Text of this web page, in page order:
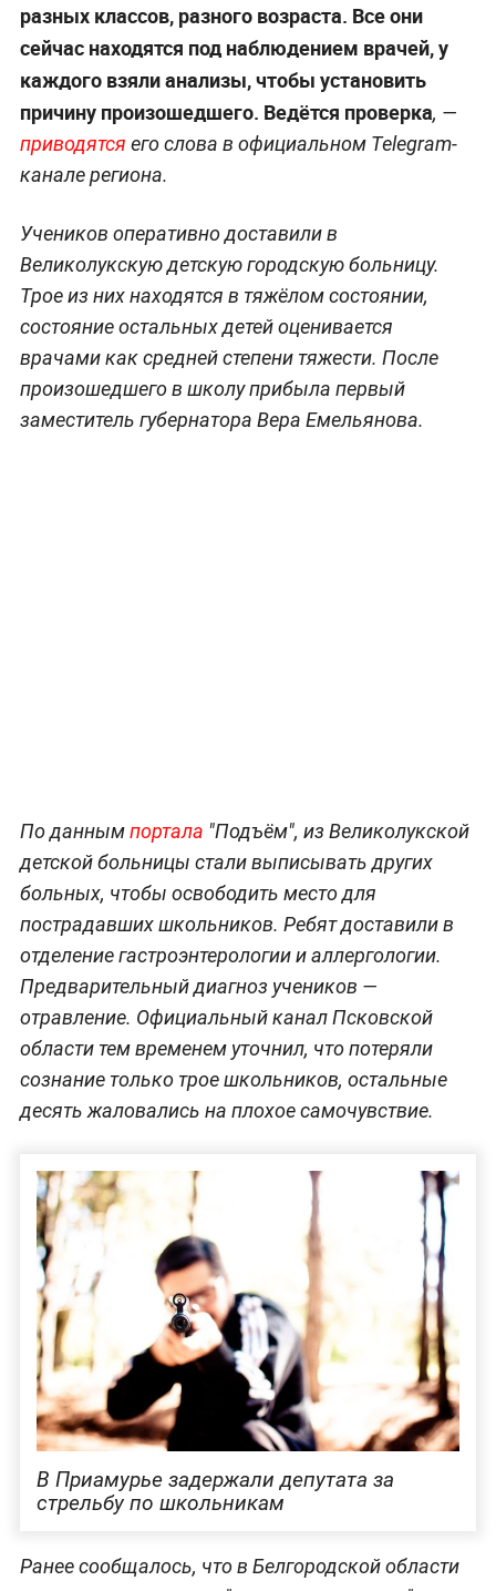
разных классов, разного возраста. Все они
сейчас находятся под наблюдением врачей, у
каждого взяли анализы, чтобы установить
причину произошедшего. Ведётся проверка, —
приводятся его слова в официальном Telegram-
канале региона.
Учеников оперативно доставили в
Великолукскую детскую городскую больницу.
Трое из них находятся в тяжёлом состоянии,
состояние остальных детей оценивается
врачами как средней степени тяжести. После
произошедшего в школу прибыла первый
заместитель губернатора Вера Емельянова.
По даннымпортала "Подъём", из Великолукской
детской больницы стали выписывать других
больных, чтобы освободить место для
пострадавших школьников. Ребят доставили в
отделение гастроэнтерологии и аллергологии.
Предварительный диагноз учеников —
отравление. Официальный канал Псковской
области тем временем уточнил, что потеряли
сознание только трое школьников, остальные
десять жаловались на плохое самочувствие.
В Приамурье задержали депутата за
стрельбу по школьникам
Ранее сообщалось, что в Белгородской области